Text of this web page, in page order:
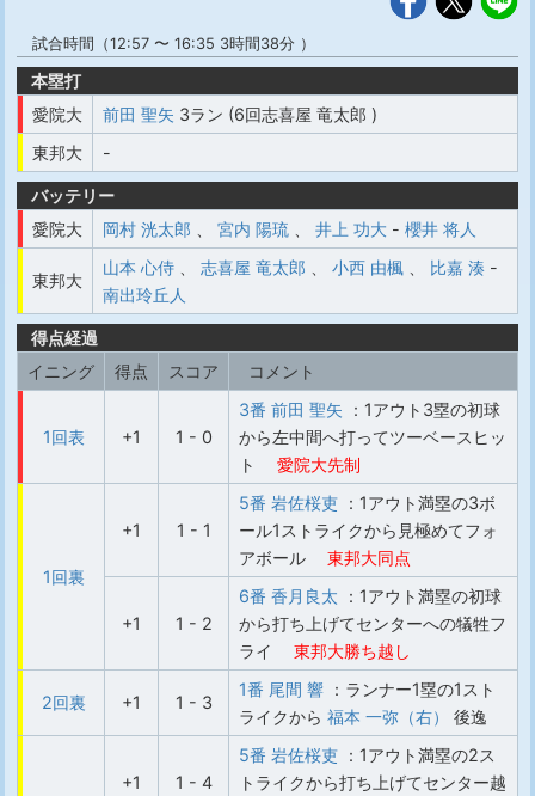
試合時間（12:57 〜 16:35 3時間38分 ）
本塁打
愛院大
前田 聖矢 3ラン (6回志喜屋 竜太郎 )
東邦大
-
バッテリー
愛院大
岡村 洸太郎 宮内 陽琉 井上 功大 - 櫻井 将人
東邦大
山本 心侍 志喜屋 竜太郎 小西 由楓 比嘉 湊 -
南出玲丘人
得点経過
イニング
得点 スコア コメント
1回表 +1 1 - 0
3番 前田 聖矢 ：1アウト3塁の初球
から左中間へ打ってツーベースヒッ
ト
愛院大先制
1回裏
+1 1 - 1
5番 岩佐桜吏 ：1アウト満塁の3ボ
ール1ストライクから見極めてフォ
アボール
東邦大同点
+1 1 - 2
6番 香月良太 ：1アウト満塁の初球
から打ち上げてセンターへの犠牲フ
ライ
東邦大勝ち越し
2回裏 +1 1 - 3
1番 尾間 響 ：ランナー1塁の1スト
ライクから 福本 一弥（右） 後逸
+1 1 - 4
5番 岩佐桜吏 ：1アウト満塁の2ス
トライクから打ち上げてセンター越